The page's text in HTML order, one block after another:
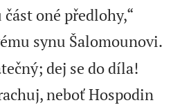
oné předlohy,“
synu Šalomounovi.
dej se do díla!
neboť Hospodin